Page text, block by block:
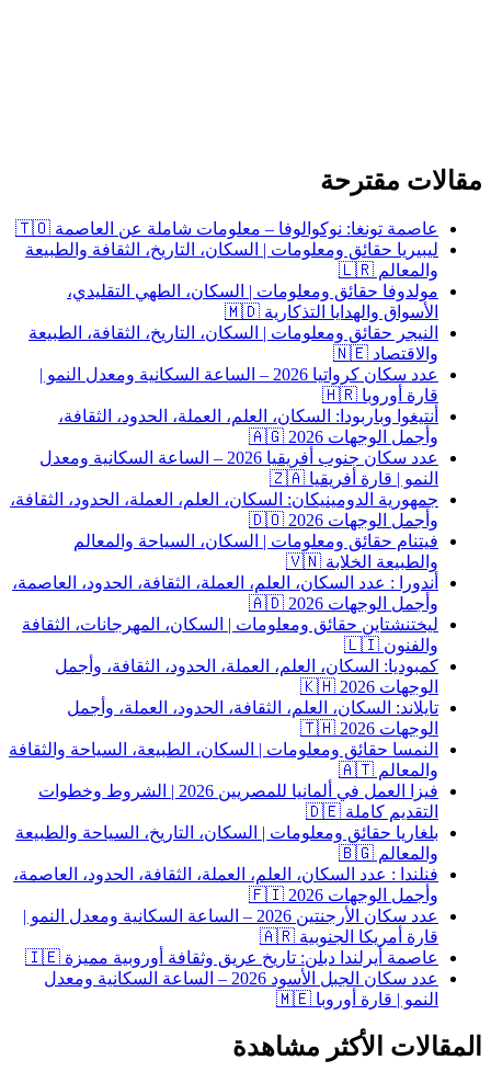
مقترحة
عاصمة تونغا: نوكوالوفا – معلومات شاملة عن العاصمة 🇹🇴
ليبيريا حقائق ومعلومات | السكان، التاريخ، الثقافة والطبيعة
والمعالم 🇱🇷
مولدوفا حقائق ومعلومات | السكان، الطهي التقليدي،
الأسواق والهدايا التذكارية 🇲🇩
النيجر حقائق ومعلومات | السكان، التاريخ، الثقافة، الطبيعة
والاقتصاد 🇳🇪
عدد سكان كرواتيا 2026 – الساعة السكانية ومعدل النمو |
قارة أوروبا 🇭🇷
أنتيغوا وباربودا: السكان، العلم، العملة، الحدود، الثقافة،
وأجمل الوجهات 2026 🇦🇬
عدد سكان جنوب أفريقيا 2026 – الساعة السكانية ومعدل
النمو | قارة أفريقيا 🇿🇦
جمهورية الدومينيكان: السكان، العلم، العملة، الحدود، الثقافة،
وأجمل الوجهات 2026 🇩🇴
فيتنام حقائق ومعلومات | السكان، السياحة والمعالم
والطبيعة الخلابة 🇻🇳
أندورا : عدد السكان، العلم، العملة، الثقافة، الحدود، العاصمة،
وأجمل الوجهات 2026 🇦🇩
ليختنشتاين حقائق ومعلومات | السكان، المهرجانات، الثقافة
والفنون 🇱🇮
كمبوديا: السكان، العلم، العملة، الحدود، الثقافة، وأجمل
الوجهات 2026 🇰🇭
تايلاند: السكان، العلم، الثقافة، الحدود، العملة، وأجمل
الوجهات 2026 🇹🇭
النمسا حقائق ومعلومات | السكان، الطبيعة، السياحة والثقافة
والمعالم 🇦🇹
فيزا العمل في ألمانيا للمصريين 2026 | الشروط وخطوات
التقديم كاملة 🇩🇪
بلغاريا حقائق ومعلومات | السكان، التاريخ، السياحة والطبيعة
والمعالم 🇧🇬
فنلندا : عدد السكان، العلم، العملة، الثقافة، الحدود، العاصمة،
وأجمل الوجهات 2026 🇫🇮
عدد سكان الأرجنتين 2026 – الساعة السكانية ومعدل النمو |
قارة أمريكا الجنوبية 🇦🇷
عاصمة أيرلندا دبلن: تاريخ عريق وثقافة أوروبية مميزة 🇮🇪
عدد سكان الجبل الأسود 2026 – الساعة السكانية ومعدل
النمو | قارة أوروبا 🇲🇪
الأكثر مشاهدة